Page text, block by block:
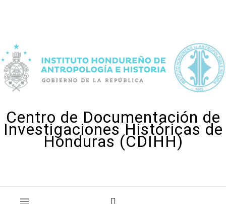
Centro de Documentación de
Investigaciones Históricas de
Honduras (CDIHH)